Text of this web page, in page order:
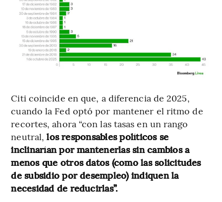
Citi coincide en que, a diferencia de 2025,
cuando la Fed optó por mantener el ritmo de
recortes, ahora “con las tasas en un rango
neutral,los responsables políticos se
inclinarían por mantenerlas sin cambios a
menos que otros datos (como las solicitudes
de subsidio por desempleo) indiquen la
necesidad de reducirlas”.